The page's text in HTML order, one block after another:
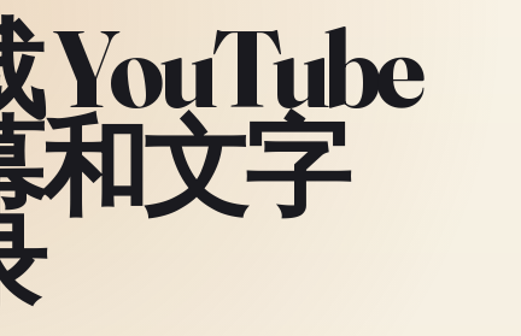
YouTube
和文字